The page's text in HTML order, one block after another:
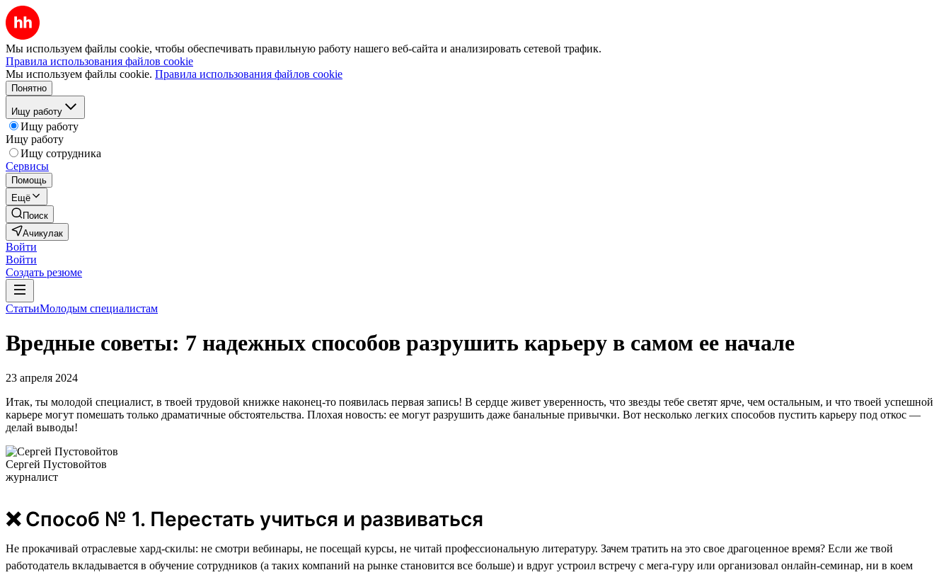
Мы используем файлы cookie, чтобы обеспечивать правильную работу нашего веб-сайта и анализировать сетевой трафик.
Правила использования файлов cookie
Мы используем файлы cookie. Правила использования файлов cookie
Понятно
Ищу работу
Ищу работу
Ищу работу
Ищу сотрудника
Сервисы
Помощь
Ещё
Поиск
Ачикулак
Войти
Войти
Создать резюме
СтатьиМолодым специалистам
Вредные советы: 7 надежных способов разрушить карьеру в самом ее начале
23 апреля 2024
Итак, ты молодой специалист, в твоей трудовой книжке наконец-то появилась первая запись! В сердце живет уверенность, что звезды тебе светят ярче, чем остальным, и что твоей успешной
карьере могут помешать только драматичные обстоятельства. Плохая новость: ее могут разрушить даже банальные привычки. Вот несколько легких способов пустить карьеру под откос —
делай выводы!
Сергей Пустовойтов
журналист
❌ Способ № 1. Перестать учиться и развиваться
Не прокачивай отраслевые хард-скилы: не смотри вебинары, не посещай курсы, не читай профессиональную литературу. Зачем тратить на это свое драгоценное время? Если же твой
работодатель вкладывается в обучение сотрудников (а таких компаний на рынке становится все больше) и вдруг устроил встречу с мега-гуру или организовал онлайн-семинар, ни в коем